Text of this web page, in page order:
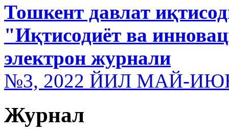
Тошкент давлат
"Иқтисодиёт ва
электрон журнали
№3, 2022 ЙИЛ МАЙ-
Журнал